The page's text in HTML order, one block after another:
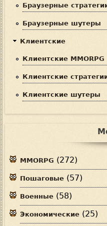
Браузерные
Браузерные шутеры
Клиентские
Клиентские MMORPG
Клиентские
Клиентские шутеры
MMORPG (272)
Пошаговые (57)
Военные (58)
Экономические (25)